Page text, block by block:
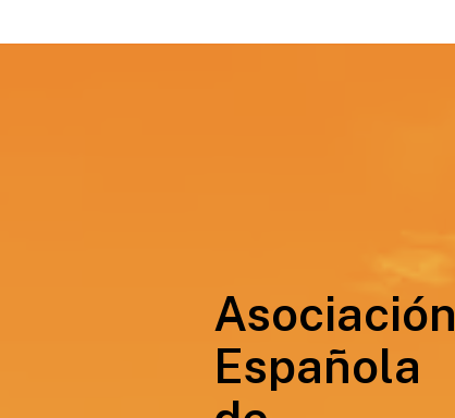
Asociación
Española